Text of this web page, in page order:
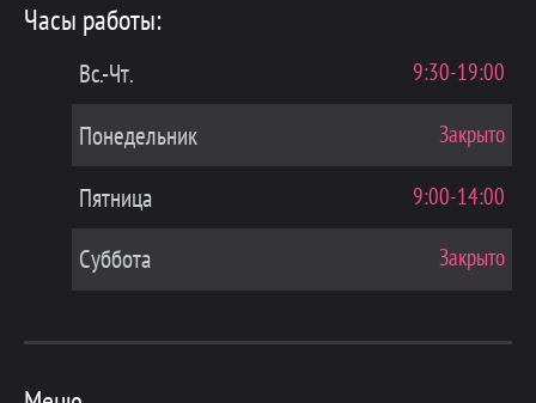
Часы работы:
Вс.-Чт. 9:30-19:00
Понедельник Закрыто
Пятница 9:00-14:00
Суббота Закрыто